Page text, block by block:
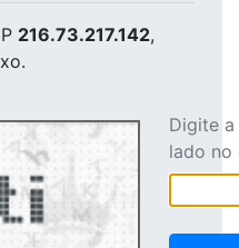
216.73.217.142,
Digite
lado no